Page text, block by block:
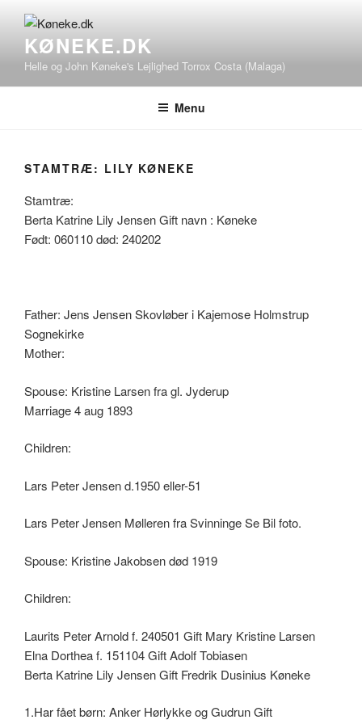
indholdKØNEKE.DK
Helle og John Køneke's Lejlighed Torrox Costa (Malaga)
Menu
STAMTRÆ: LILY KØNEKE
Stamtræ:
Berta Katrine Lily Jensen Gift navn : Køneke
Født: 060110 død: 240202
Father: Jens Jensen Skovløber i Kajemose Holmstrup
Sognekirke
Mother:
Spouse: Kristine Larsen fra gl. Jyderup
Marriage 4 aug 1893
Children:
Lars Peter Jensen d.1950 eller-51
Lars Peter Jensen Mølleren fra Svinninge Se Bil foto.
Spouse: Kristine Jakobsen død 1919
Children:
Laurits Peter Arnold f. 240501 Gift Mary Kristine Larsen
Elna Dorthea f. 151104 Gift Adolf Tobiasen
Berta Katrine Lily Jensen Gift Fredrik Dusinius Køneke
1.Har fået børn: Anker Hørlykke og Gudrun Gift